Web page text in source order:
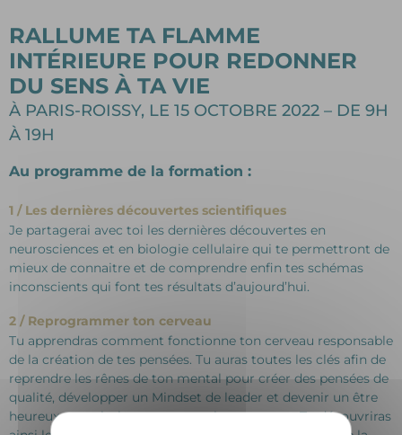
RALLUME TA FLAMME
INTÉRIEURE POUR REDONNER
DU SENS À TA VIE
À PARIS-ROISSY, LE 15 OCTOBRE 2022 – DE 9H
À 19H
Au programme de la formation :
1 / Les dernières découvertes scientifiques
Je partagerai avec toi les dernières découvertes en
neurosciences et en biologie cellulaire qui te permettront de
mieux de connaitre et de comprendre enfin tes schémas
inconscients qui font tes résultats d’aujourd’hui.
2 / Reprogrammer ton cerveau
Tu apprendras comment fonctionne ton cerveau responsable
de la création de tes pensées. Tu auras toutes les clés afin de
reprendre les rênes de ton mental pour créer des pensées de
qualité, développer un Mindset de leader et devenir un être
heureux et optimiste en toutes circonstances. Tu découvriras